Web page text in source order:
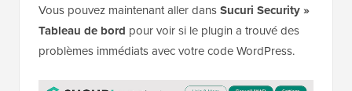
Vous pouvez maintenant aller dansSucuri Security »
Tableau de bord pour voir si le plugin a trouvé des
problèmes immédiats avec votre code WordPress.